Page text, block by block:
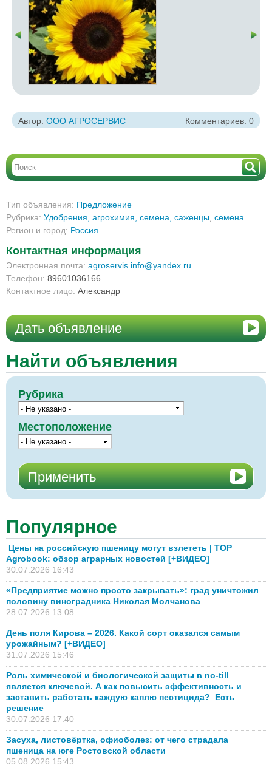
Автор: ООО АГРОСЕРВИС Комментариев: 0
Тип объявления: Предложение
Рубрика: Удобрения, агрохимия, семена, саженцы семена
Регион и город: Россия
Контактная информация
Электронная почта: agroservis.info@yandex.ru
Телефон: 89601036166
Контактное лицо: Александр
Дать объявление
Найти объявления
Рубрика
Местоположение
Популярное
Цены на российскую пшеницу могут взлететь | TOP
Agrobook: обзор аграрных новостей [+ВИДЕО]
30.07.2026 16:43
«Предприятие можно просто закрывать»: град уничтожил
половину виноградника Николая Молчанова
28.07.2026 13:08
День поля Кирова – 2026. Какой сорт оказался самым
урожайным? [+ВИДЕО]
31.07.2026 15:46
Роль химической и биологической защиты в no-till
является ключевой. А как повысить эффективность и
заставить работать каждую каплю пестицида? Есть
решение
30.07.2026 17:40
Засуха, листовёртка, офиоболез: от чего страдала
пшеница на юге Ростовской области
05.08.2026 15:43